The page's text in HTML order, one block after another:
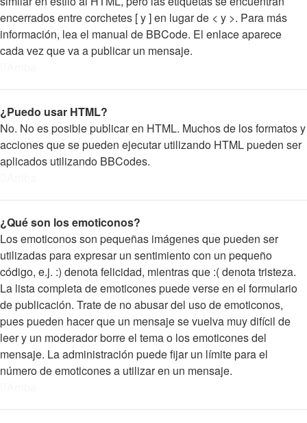
encerrados entre corchetes [ y ] en lugar de < y >. Para más
información, lea el manual de BBCode. El enlace aparece
cada vez que va a publicar un mensaje.
¿Puedo usar HTML?
No. No es posible publicar en HTML. Muchos de los formatos y
acciones que se pueden ejecutar utilizando HTML pueden ser
aplicados utilizando BBCodes.
¿Qué son los emoticonos?
Los emoticonos son pequeñas imágenes que pueden ser
utilizadas para expresar un sentimiento con un pequeño
código, e.j. :) denota felicidad, mientras que :( denota tristeza.
La lista completa de emoticones puede verse en el formulario
de publicación. Trate de no abusar del uso de emoticonos,
pues pueden hacer que un mensaje se vuelva muy difícil de
leer y un moderador borre el tema o los emoticones del
mensaje. La administración puede fijar un límite para el
número de emoticones a utilizar en un mensaje.